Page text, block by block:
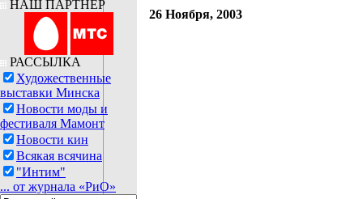
НАШ ПАРТНЕР
РАССЫЛКА
Художественные
выставки Минска
Новости моды и
фестиваля Мамонт
Новости кин
Всякая всячина
"Интим"
... от журнала «РиО»
26 Ноября, 2003